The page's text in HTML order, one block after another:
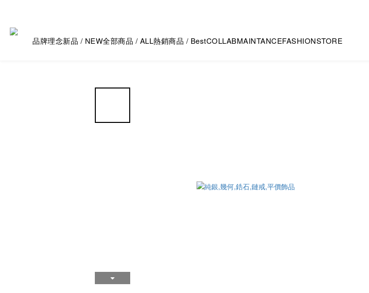
品牌理念新品 / NEW全部商品 / ALL熱銷商品 / BestCOLLABMAINTANCEFASHIONSTORE